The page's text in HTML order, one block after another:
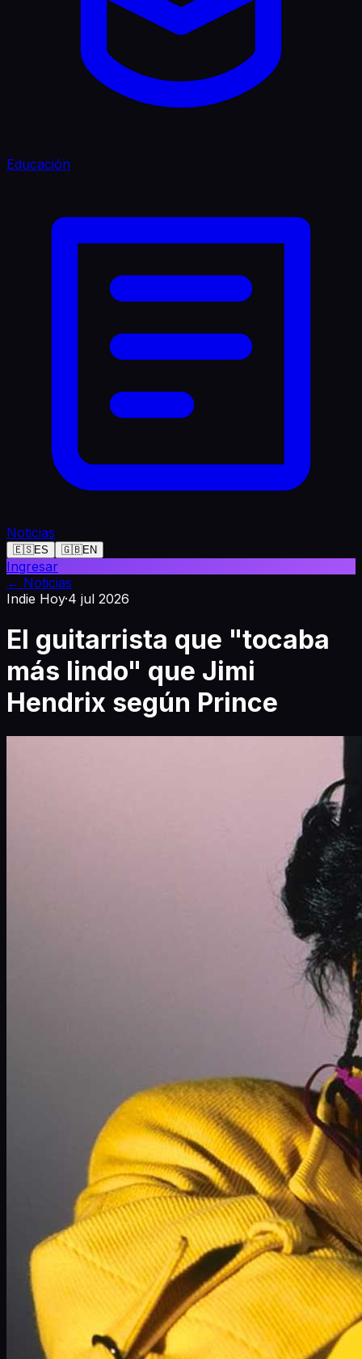
Educación
Noticias
🇪🇸ES 🇬🇧EN
Ingresar
← Noticias
Indie Hoy·4 jul 2026
El guitarrista que "tocaba
más lindo" que Jimi
Hendrix según Prince